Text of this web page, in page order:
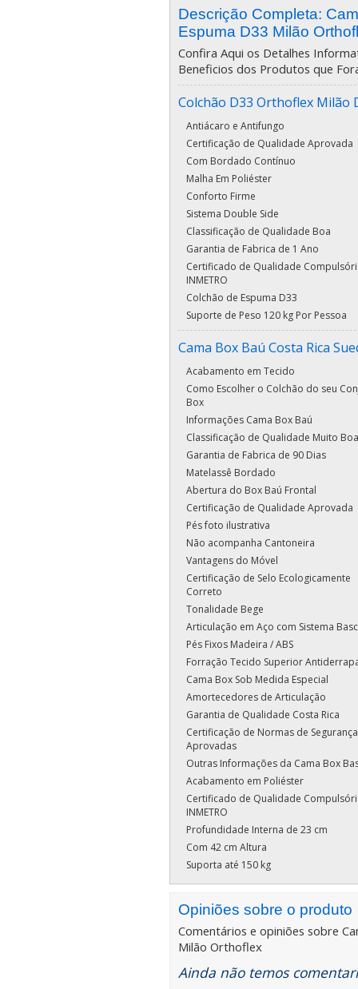
Descrição Completa:
Espuma D33 Milão
Confira Aqui os Detalhes
Beneficios dos Produtos que
Colchão D33 Orthoflex Milão
Antiácaro e Antifungo
Certificação de Qualidade Aprovada
Com Bordado Contínuo
Malha Em Poliéster
Conforto Firme
Sistema Double Side
Classificação de Qualidade Boa
Garantia de Fabrica de 1 Ano
Certificado de Qualidade
INMETRO
Colchão de Espuma D33
Suporte de Peso 120 kg Por Pessoa
Cama Box Baú Costa Rica
Acabamento em Tecido
Como Escolher o Colchão do seu
Box
Informações Cama Box Baú
Classificação de Qualidade Muito Boa
Garantia de Fabrica de 90 Dias
Matelassê Bordado
Abertura do Box Baú Frontal
Certificação de Qualidade Aprovada
Pés foto ilustrativa
Não acompanha Cantoneira
Vantagens do Móvel
Certificação de Selo Ecologicamente
Correto
Tonalidade Bege
Articulação em Aço com Sistema
Pés Fixos Madeira / ABS
Forração Tecido Superior
Cama Box Sob Medida Especial
Amortecedores de Articulação
Garantia de Qualidade Costa Rica
Certificação de Normas de Segurança
Aprovadas
Outras Informações da Cama Box
Acabamento em Poliéster
Certificado de Qualidade
INMETRO
Profundidade Interna de 23 cm
Com 42 cm Altura
Suporta até 150 kg
Opiniões sobre o produto
Comentários e opiniões sobre
Milão Orthoflex
Ainda não temos